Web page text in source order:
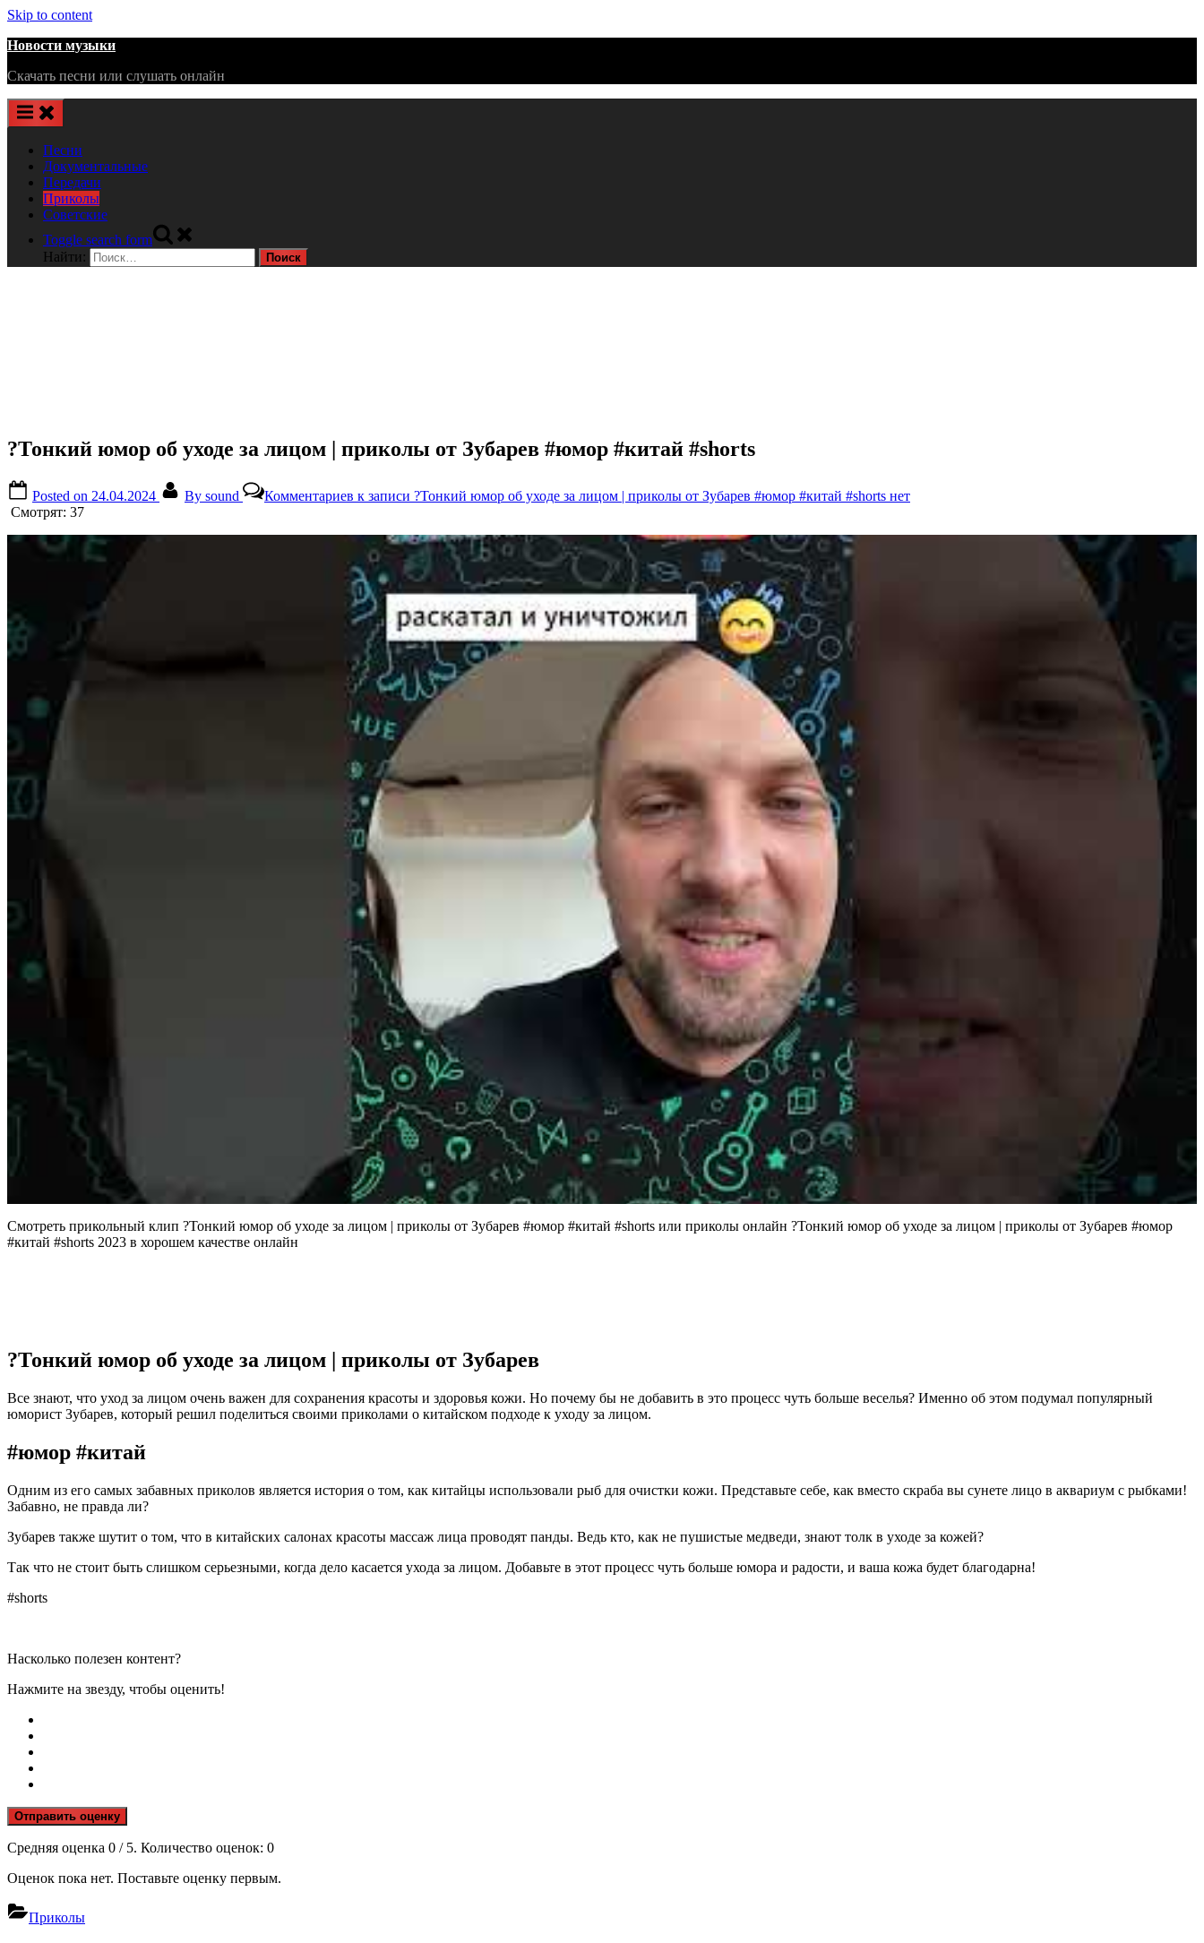
Skip to content
Новости музыки
Скачать песни или слушать онлайн
Песни
Документальные
Передачи
Приколы
Советские
Toggle search form
Найти:
?Тонкий юмор об уходе за лицом | приколы от Зубарев #юмор #китай #shorts
Posted on 24.04.2024 By sound Комментариев к записи ?Тонкий юмор об уходе за лицом | приколы от Зубарев #юмор #китай #shorts нет
Смотрят: 37
Смотреть прикольный клип ?Тонкий юмор об уходе за лицом | приколы от Зубарев #юмор #китай #shorts или приколы онлайн ?Тонкий юмор об уходе за лицом | приколы от Зубарев #юмор
#китай #shorts 2023 в хорошем качестве онлайн
?Тонкий юмор об уходе за лицом | приколы от Зубарев
Все знают, что уход за лицом очень важен для сохранения красоты и здоровья кожи. Но почему бы не добавить в это процесс чуть больше веселья? Именно об этом подумал популярный
юморист Зубарев, который решил поделиться своими приколами о китайском подходе к уходу за лицом.
#юмор #китай
Одним из его самых забавных приколов является история о том, как китайцы использовали рыб для очистки кожи. Представьте себе, как вместо скраба вы сунете лицо в аквариум с рыбками!
Забавно, не правда ли?
Зубарев также шутит о том, что в китайских салонах красоты массаж лица проводят панды. Ведь кто, как не пушистые медведи, знают толк в уходе за кожей?
Так что не стоит быть слишком серьезными, когда дело касается ухода за лицом. Добавьте в этот процесс чуть больше юмора и радости, и ваша кожа будет благодарна!
#shorts
Насколько полезен контент?
Нажмите на звезду, чтобы оценить!
Отправить оценку
Средняя оценка 0 / 5. Количество оценок: 0
Оценок пока нет. Поставьте оценку первым.
Приколы